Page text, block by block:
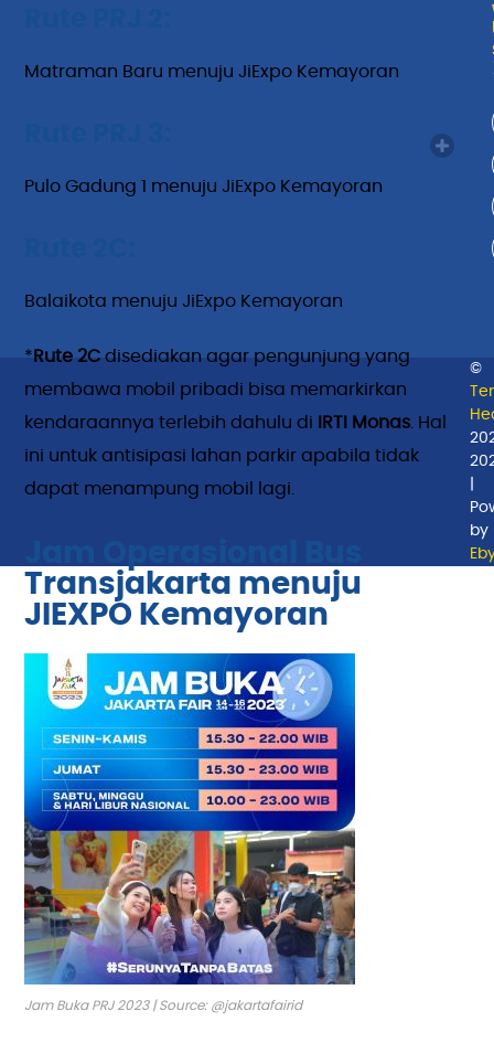
Matraman Baru menuju JiExpo Kemayoran
Pulo Gadung 1 menuju JiExpo Kemayoran
Balaikota menuju JiExpo Kemayoran
* Rute 2Cdisediakan agar pengunjung yang
membawa mobil pribadi bisa memarkirkan
kendaraannya terlebih dahulu di
IRTI Monas . Hal
ini untuk antisipasi lahan parkir apabila tidak
dapat menampung mobil lagi.
Transjakarta menuju
JIEXPO Kemayoran
Jam Buka PRJ 2023 | Source: @jakartafairid
©
by